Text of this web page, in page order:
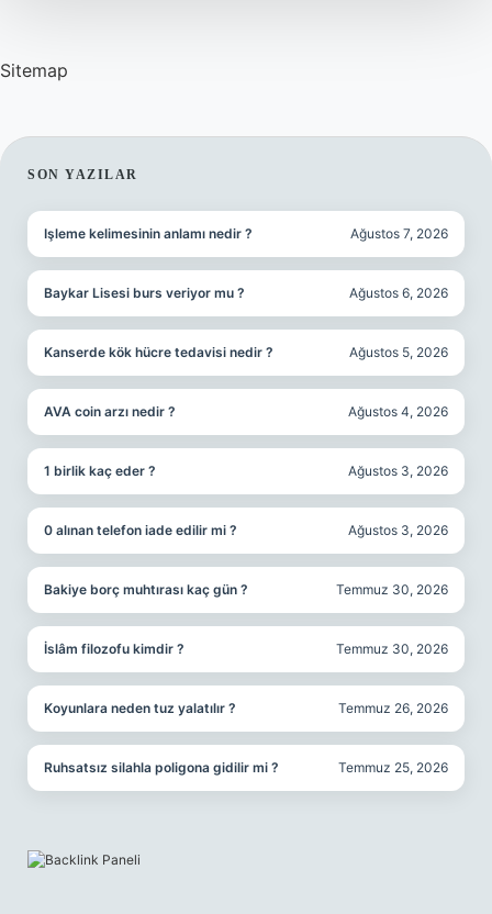
Sitemap
SIDEBAR
SON YAZILAR
Işleme kelimesinin anlamı nedir ? Ağustos 7, 2026
Baykar Lisesi burs veriyor mu ? Ağustos 6, 2026
Kanserde kök hücre tedavisi nedir ? Ağustos 5, 2026
AVA coin arzı nedir ? Ağustos 4, 2026
1 birlik kaç eder ? Ağustos 3, 2026
0 alınan telefon iade edilir mi ? Ağustos 3, 2026
Bakiye borç muhtırası kaç gün ? Temmuz 30, 2026
İslâm filozofu kimdir ? Temmuz 30, 2026
Koyunlara neden tuz yalatılır ? Temmuz 26, 2026
Ruhsatsız silahla poligona gidilir mi ? Temmuz 25, 2026